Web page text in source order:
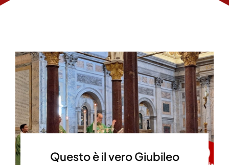
Questo è il vero Giubileo